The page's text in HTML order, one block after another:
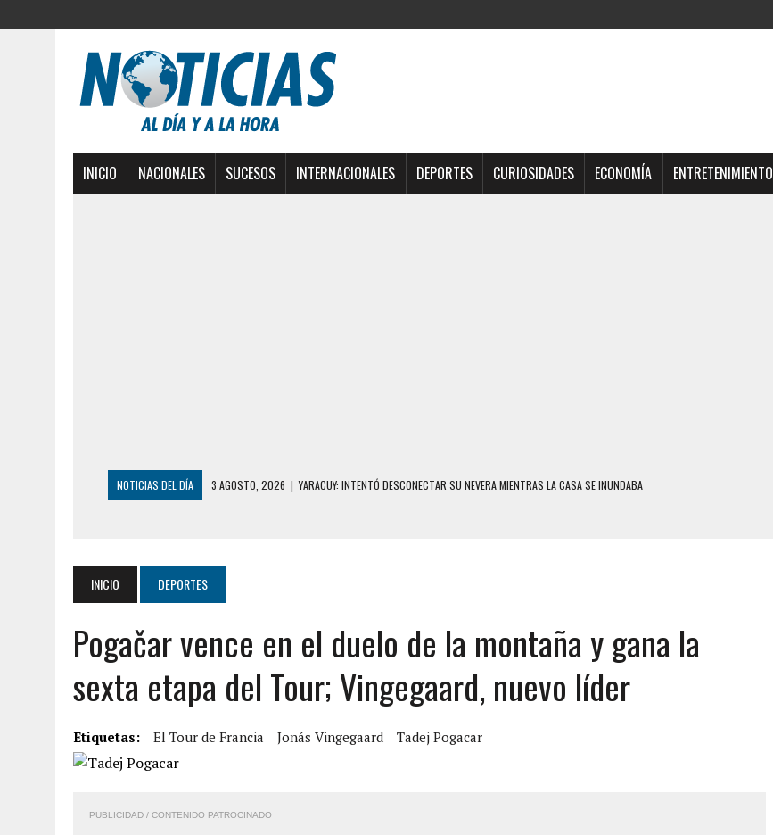
INICIO NACIONALES SUCESOS INTERNACIONALES DEPORTES CURIOSIDADES ECONOMÍA ENTRETENIMIENTO
NOTICIAS DEL DÍA 3 AGOSTO, 2026 | YARACUY: INTENTÓ DESCONECTAR SU NEVERA MIENTRAS LA CASA SE INUNDABA
2 AGOSTO, 2026 | CONMOCIÓN EN CHILE POR BRUTAL CRIMEN CONTRA ADOLESCENTE VENEZOLANO: AUTOR MATERIAL SE MANTIENE EN FUGA
1 AGOSTO, 2026
UN MUERTO Y 5 HERIDOS SALDO DE COLISIÓN MÚLTIPLE EN LA AUTOPISTA VALLE-COCHE
31 JULIO, 2026
| ASESINARON A ADOLESCENTE VENEZOLANO DE 15 AÑOS EN LICEO DE CHILE: SUS COMPAÑEROS LO ESPERARON EN LA SALIDA
5 AGOSTO, 2026
| PRESUNTO BROTE PSICÓTICO POR FALTA DE TRATAMIENTO DESENCADENÓ TRAGEDIA FAMILIAR
LA INCREÍBLE FORMA EN LA QUE SOBREVIVIÓ UN HOMBRE Y SU FAMILIA TRAS LOS TERREMOTOS: CAYERON DESDE EL PISO NUEVE DEL
INICIO DEPORTES
Pogačar vence en el duelo de la montaña y gana la
sexta etapa del Tour; Vingegaard, nuevo líder
Etiquetas: El Tour de Francia Jonás Vingegaard Tadej Pogacar
PUBLICIDAD / CONTENIDO PATROCINADO